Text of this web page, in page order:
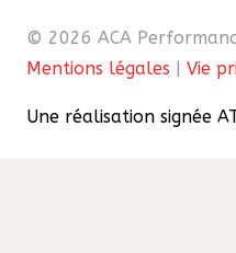
© 2026 ACA
Mentions légales
Vie
Une réalisation signée